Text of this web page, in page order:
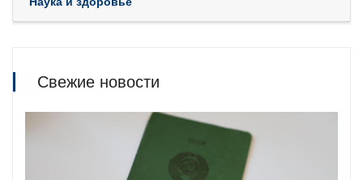
Свежие новости